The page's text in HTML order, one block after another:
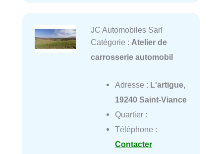
JC Automobiles Sarl
Catégorie : Atelier de
carrosserie automobil
Adresse : L'artigue,
19240 Saint-Viance
Quartier :
Téléphone :
Contacter